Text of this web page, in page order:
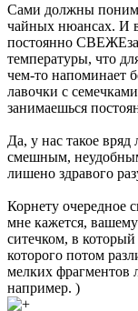
Сами должны
чайных нюансах. И
постоянно
температуры, что
чем-то напоминает
лавочки с
занимаешься
Да, у нас такое
смешным,
лишено здравого
Корнету очередное
мне кажется,
ситечком, в
которого потом
мелких фрагментов
например. )